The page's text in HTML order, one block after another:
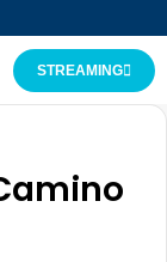
STREAMING